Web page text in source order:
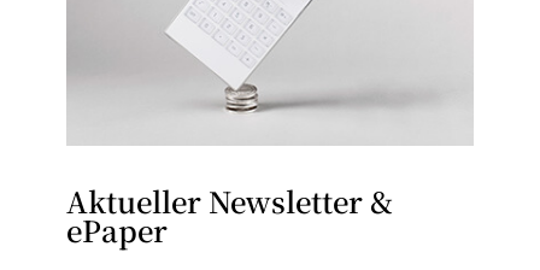
Aktueller Newsletter &
ePaper